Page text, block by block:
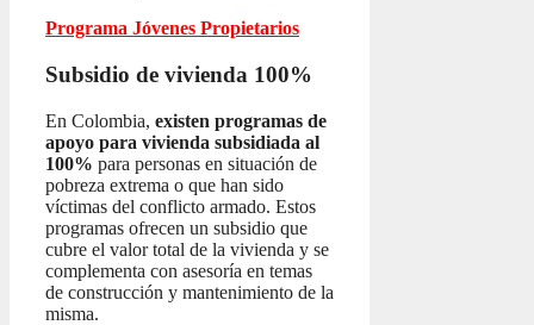
Programa Jóvenes Propietarios
Subsidio de vivienda 100%
En Colombia, existen programas de
apoyo para vivienda subsidiada al
100% para personas en situación de
pobreza extrema o que han sido
víctimas del conflicto armado. Estos
programas ofrecen un subsidio que
cubre el valor total de la vivienda y se
complementa con asesoría en temas
de construcción y mantenimiento de la
misma.